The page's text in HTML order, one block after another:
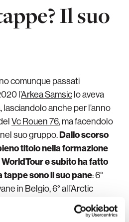
Il suo
comunque passati
l’Arkea Samsiclo aveva
anche per l’anno
Vc Rouen 76, ma facendolo
suo gruppo.Dallo scorso
titolo nella formazione
e subito ha fatto
tappe sono il suo pane: 6°
in Belgio, 6° all’Arctic
Tour Poitou-Charentes, 2°
Una tale costanza